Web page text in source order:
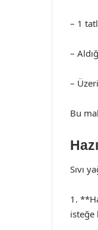
– 1
–
–
Bu
Sıvı
1.
isteğe